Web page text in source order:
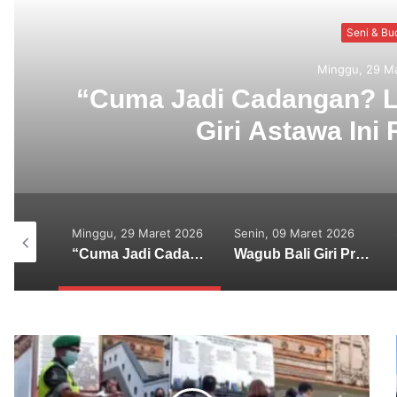
Senin, 09
Wagub Bali Giri Prasta
1.000 Mangrove
Senin, 09 Maret 2026
Wagub Bali Giri Prasta Terjun Langsung Tanam 1.000 Mangrove Bersama SMSI Bali di Tahura Ngurah Rai
Sabtu, 07 Maret 2026
Euforia Seni Anak Muda Menggeliat, Parade Baleganjur “Solah Saling” Digelar di Desa Megati